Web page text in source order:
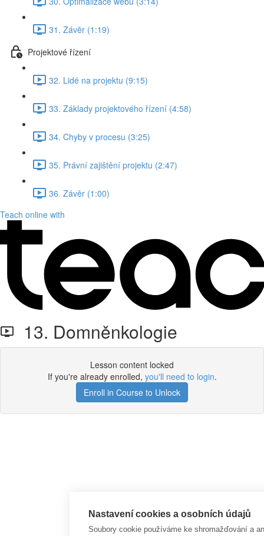
31. Závěr (1:19)
Projektové řízení
32. Lidé na projektu (9:15)
33. Základy projektového řízení (4:58)
34. Chyby v procesu (3:25)
35. Právní zajištění projektu (2:47)
36. Závěr (1:00)
Teach online with
13. Domněnkologie
Lesson content locked
If you're already enrolled, you'll need to login.
Enroll in Course to Unlock
Nastavení cookies a osobních údajů
Soubory cookie používáme ke shromažďování a